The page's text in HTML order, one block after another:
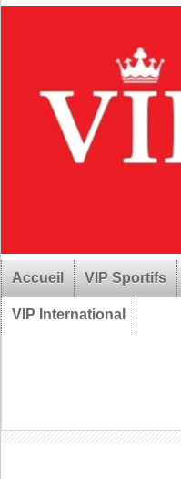
Accueil VIP Sportifs
VIP International